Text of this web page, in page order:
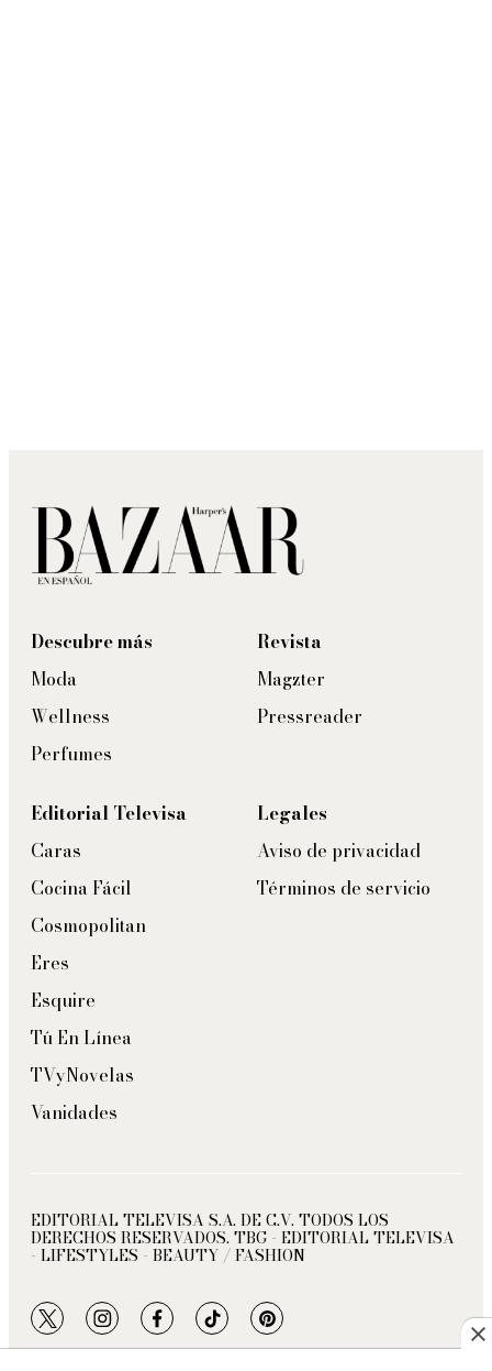
Descubre más
Moda
Wellness
Perfumes
Revista
Magzter
Pressreader
Editorial Televisa
Caras
Cocina Fácil
Cosmopolitan
Eres
Esquire
Tú En Línea
TVyNovelas
Vanidades
Legales
Aviso de privacidad
Términos de servicio
EDITORIAL TELEVISA S.A. DE C.V. TODOS LOS
DERECHOS RESERVADOS. TBG - EDITORIAL TELEVISA
- LIFESTYLES - BEAUTY / FASHION
twitterinstagramfacebooktiktokpinterest